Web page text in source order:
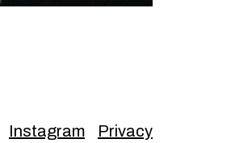
Instagram Privacy